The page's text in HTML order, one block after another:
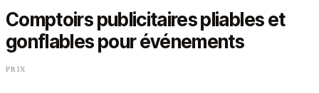
Comptoirs publicitaires pliables et
gonflables pour événements
PRIX